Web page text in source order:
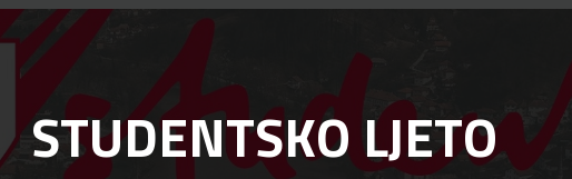
STUDENTSKO LJETO